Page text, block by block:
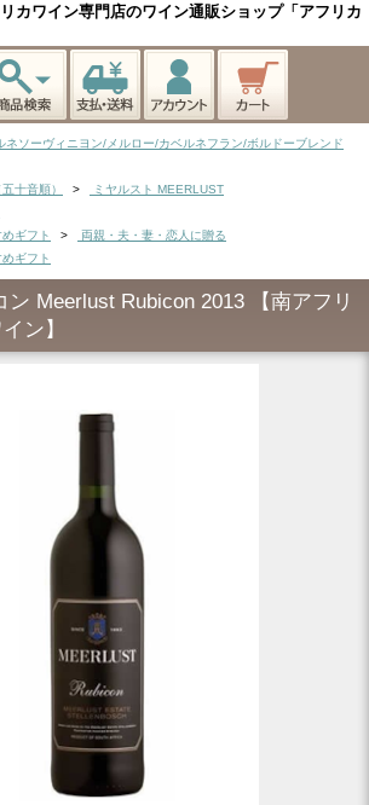
カワイン専門店のワイン通販ショップ「アフリカ
ネソーヴィニヨン/メルロー/カベルネフラン/ボルドーブレンド
十音順） >
ミヤルスト MEERLUST
ギフト >
両親・夫・妻・恋人に贈る
ギフト
ン Meerlust Rubicon 2013 【南アフリ
ン】